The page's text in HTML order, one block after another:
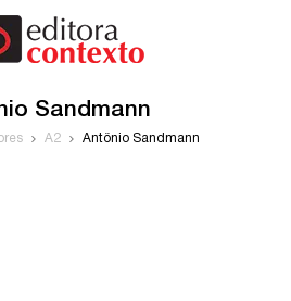
Sandmann
A2 Antônio Sandmann